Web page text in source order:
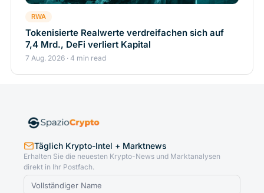
RWA
Tokenisierte Realwerte verdreifachen sich auf
7,4 Mrd., DeFi verliert Kapital
7 Aug. 2026 · 4 min read
Täglich Krypto-Intel + Marktnews
Erhalten Sie die neuesten Krypto-News und Marktanalysen
direkt in Ihr Postfach.